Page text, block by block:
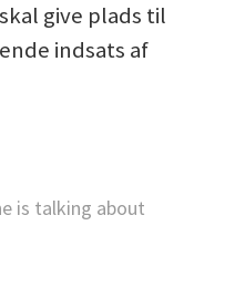
give plads til
indsats af
is talking about